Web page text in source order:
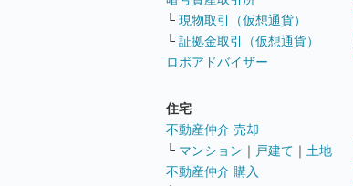
└ 現物取引（仮想通貨）
└ 証拠金取引（仮想通貨）
ロボアドバイザー
住宅
不動産仲介 売却
└ マンション ｜ 戸建て ｜ 土地
不動産仲介 購入